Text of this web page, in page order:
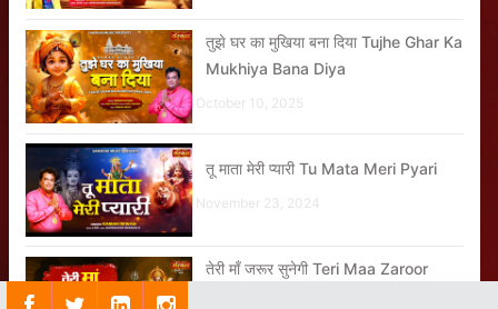
तुझे घर का मुखिया बना दिया Tujhe Ghar Ka
Mukhiya Bana Diya
October 10, 2025
तू माता मेरी प्यारी Tu Mata Meri Pyari
November 23, 2024
तेरी माँ जरूर सुनेगी Teri Maa Zaroor